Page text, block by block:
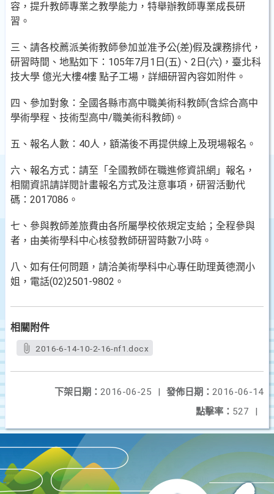
容，提升教師專業之教學能力，特舉辦教師專業成長研
習。
三、請各校薦派美術教師參加並准予公(差)假及課務排代，
研習時間、地點如下：105年7月1日(五)、2日(六)，臺北科
技大學 億光大樓4樓 點子工場，詳細研習內容如附件。
四、參加對象：全國各縣市高中職美術科教師(含綜合高中
學術學程、技術型高中/職美術科教師)。
五、報名人數：40人，額滿後不再提供線上及現場報名。
六、報名方式：請至「全國教師在職進修資訊網」報名，
相關資訊請詳閱計畫報名方式及注意事項，研習活動代
碼：2017086。
七、參與教師差旅費由各所屬學校依規定支給；全程參與
者，由美術學科中心核發教師研習時數7小時。
八、如有任何問題，請洽美術學科中心專任助理黃德潤小
姐，電話(02)2501-9802。
相關附件
2016-6-14-10-2-16-nf1.docx
發佈日期： 2016-06-14
下架日期： 2016-06-25
|
點擊率： 527 |